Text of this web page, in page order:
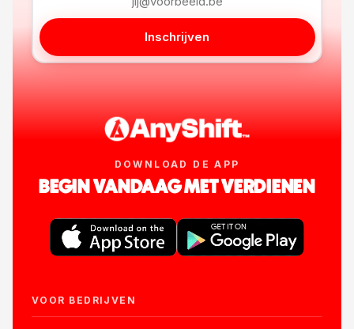
Inschrijven
DOWNLOAD DE APP
BEGIN VANDAAG MET VERDIENEN
VOOR BEDRIJVEN